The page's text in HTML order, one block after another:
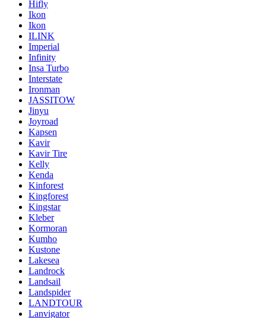
Hifly
Ikon
Ikon
ILINK
Imperial
Infinity
Insa Turbo
Interstate
Ironman
JASSITOW
Jinyu
Joyroad
Kapsen
Kavir
Kavir Tire
Kelly
Kenda
Kinforest
Kingforest
Kingstar
Kleber
Kormoran
Kumho
Kustone
Lakesea
Landrock
Landsail
Landspider
LANDTOUR
Lanvigator